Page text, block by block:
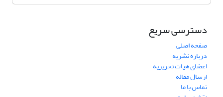
دسترسی سریع
صفحه اصلی
درباره نشریه
اعضای هیات تحریریه
ارسال مقاله
تماس با ما